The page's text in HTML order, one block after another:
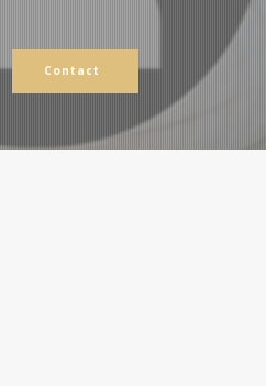
Contact